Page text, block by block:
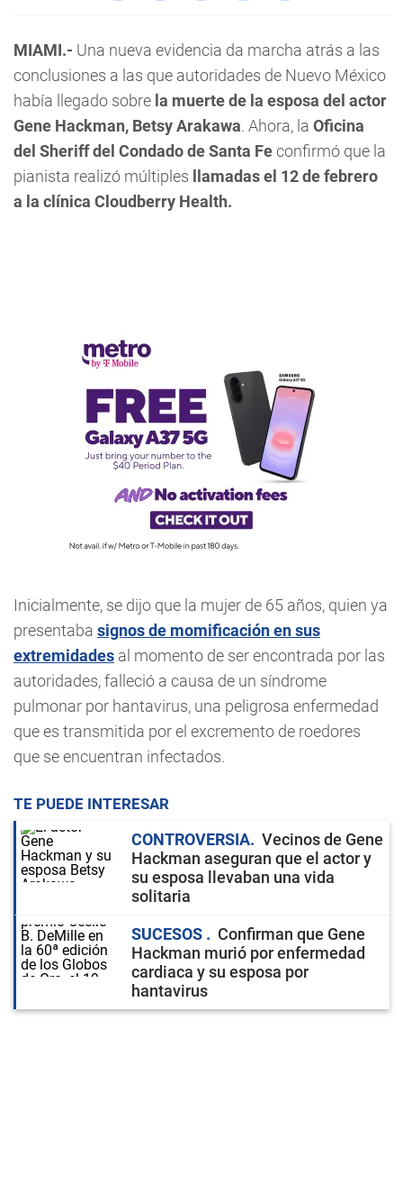
MIAMI.- Una nueva evidencia da marcha atrás a las
conclusiones a las que autoridades de Nuevo México
había llegado sobre la muerte de la esposa del actor
Gene Hackman, Betsy Arakawa. Ahora, la Oficina
del Sheriff del Condado de Santa Feconfirmó que la
pianista realizó múltiples llamadas el 12 de febrero
a la clínica Cloudberry Health.
Inicialmente, se dijo que la mujer de 65 años, quien ya
presentaba signos de momificación en sus
extremidades al momento de ser encontrada por las
autoridades, falleció a causa de un síndrome
pulmonar por hantavirus, una peligrosa enfermedad
que es transmitida por el excremento de roedores
que se encuentran infectados.
TE PUEDE INTERESAR
CONTROVERSIA
Vecinos de Gene
Hackman aseguran que el actor y
su esposa llevaban una vida
solitaria
SUCESOS
Confirman que Gene
Hackman murió por enfermedad
cardiaca y su esposa por
hantavirus